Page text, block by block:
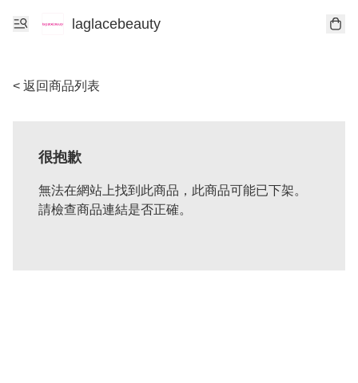
laglacebeauty
< 返回商品列表
很抱歉
無法在網站上找到此商品，此商品可能已下架。
請檢查商品連結是否正確。